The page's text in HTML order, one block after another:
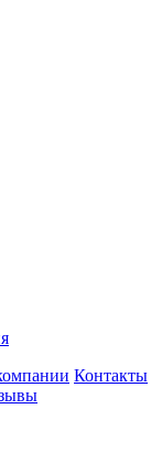
Контакты